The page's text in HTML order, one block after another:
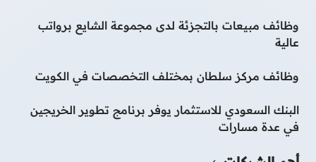
وظائف مبيعات بالتجزئة لدى مجموعة الشايع برواتب
عالية
وظائف مركز سلطان بمختلف التخصصات في الكويت
البنك السعودي للاستثمار يوفر برنامج تطوير الخريجين
في عدة مسارات